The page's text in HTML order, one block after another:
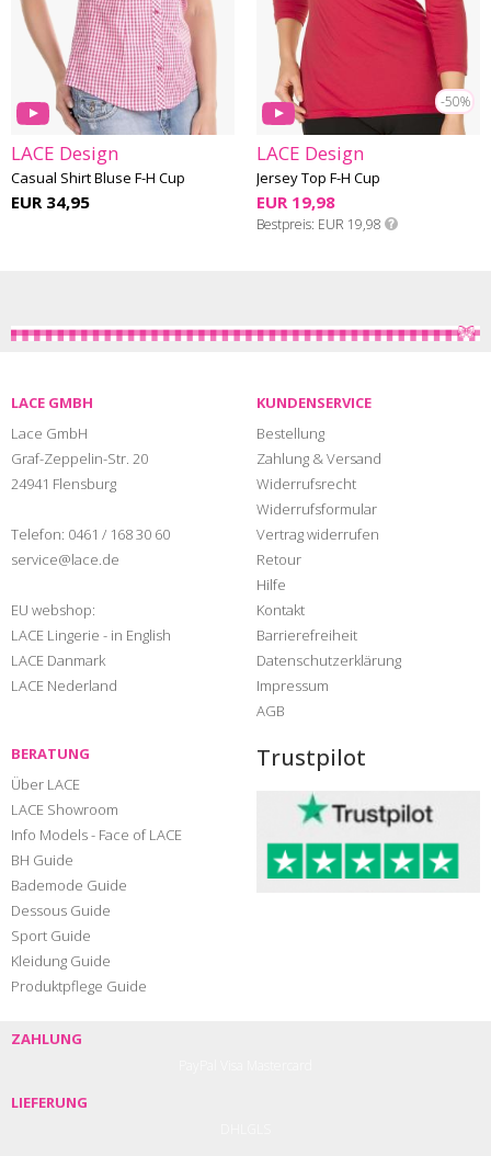
LACE Design
Casual Shirt Bluse F-H Cup
EUR 34,95
-50%
LACE Design
Jersey Top F-H Cup
EUR 19,98
Bestpreis EUR 19,98
LACE GMBH
Lace GmbH
Graf-Zeppelin-Str. 20
24941 Flensburg
Telefon: 0461 / 168 30 60
service@lace.de
EU webshop:
LACE Lingerie - in English
LACE Danmark
LACE Nederland
KUNDENSERVICE
Bestellung
Zahlung & Versand
Widerrufsrecht
Widerrufsformular
Vertrag widerrufen
Retour
Hilfe
Kontakt
Barrierefreiheit
Datenschutzerklärung
Impressum
AGB
BERATUNG
Über LACE
LACE Showroom
Info Models - Face of LACE
BH Guide
Bademode Guide
Dessous Guide
Sport Guide
Kleidung Guide
Produktpflege Guide
Trustpilot
ZAHLUNG
LIEFERUNG